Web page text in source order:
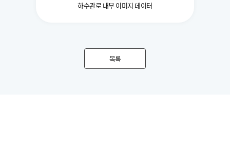
하수관로 내부 이미지 데이터
목록